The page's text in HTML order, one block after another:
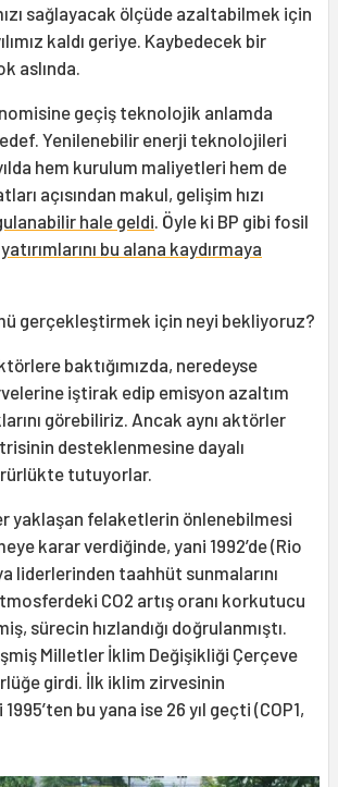
sağlayacak ölçüde azaltabilmek için
kaldı geriye. Kaybedecek bir
aslında.
geçiş teknolojik anlamda
Yenilenebilir enerji teknolojileri
hem kurulum maliyetleri hem de
açısından makul, gelişim hızı
hale geldi . Öyle ki BP gibi fosil
yatırımlarını bu alana kaydırmaya
gerçekleştirmek için neyi bekliyoruz?
baktığımızda, neredeyse
iştirak edip emisyon azaltım
görebiliriz. Ancak aynı aktörler
desteklenmesine dayalı
tutuyorlar.
yaklaşan felaketlerin önlenebilmesi
karar verdiğinde, yani 1992’de (Rio
liderlerinden taahhüt sunmalarını
CO2 artış oranı korkutucu
sürecin hızlandığı doğrulanmıştı.
Milletler İklim Değişikliği Çerçeve
girdi. İlk iklim zirvesinin
bu yana ise 26 yıl geçti (COP1,